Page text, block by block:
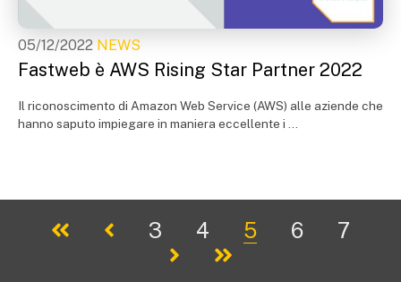
05/12/2022 NEWS
Fastweb è AWS Rising Star Partner 2022
Il riconoscimento di Amazon Web Service (AWS) alle aziende che
hanno saputo impiegare in maniera eccellente i ...
3 4 5 6 7